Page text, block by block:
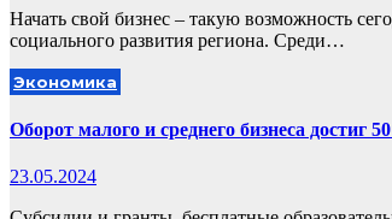
Начать свой бизнес – такую возможность
социального развития региона. Среди…
Экономика
Оборот малого и среднего бизнеса достиг
23.05.2024